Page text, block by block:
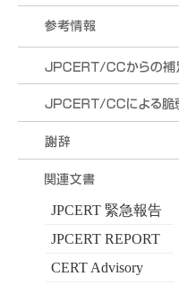
JPCERT 緊急報告
JPCERT REPORT
CERT Advisory